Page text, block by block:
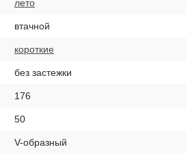
лето
втачной
короткие
без застежки
176
50
V-образный